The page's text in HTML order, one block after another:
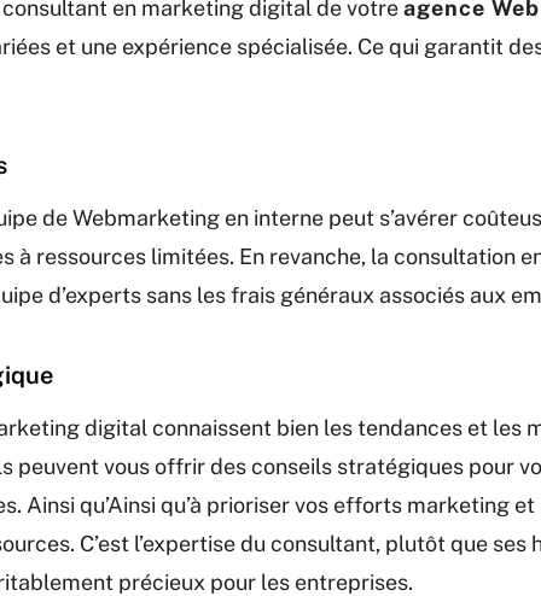
en marketing digital de votreagence
et une expérience spécialisée. Ce qui garantit
de Webmarketing en interne peut s’avérer
à ressources limitées. En revanche, la consultation
d’experts sans les frais généraux associés aux
digital connaissent bien les tendances et les
peuvent vous offrir des conseils stratégiques pour
Ainsi qu’Ainsi qu’à prioriser vos efforts marketing
C’est l’expertise du consultant, plutôt que ses
précieux pour les entreprises.